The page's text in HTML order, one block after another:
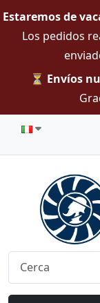
Estaremos de
Los pedidos
⏳ Envíos